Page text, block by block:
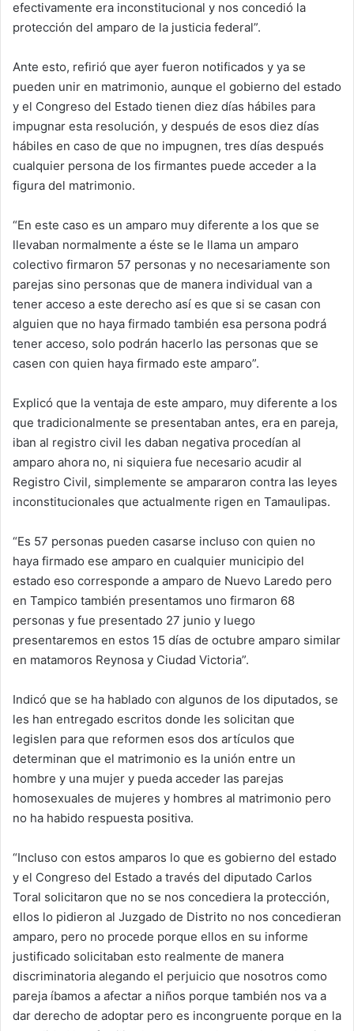
efectivamente era inconstitucional y nos concedió la
protección del amparo de la justicia federal”.
Ante esto, refirió que ayer fueron notificados y ya se
pueden unir en matrimonio, aunque el gobierno del estado
y el Congreso del Estado tienen diez días hábiles para
impugnar esta resolución, y después de esos diez días
hábiles en caso de que no impugnen, tres días después
cualquier persona de los firmantes puede acceder a la
figura del matrimonio.
“En este caso es un amparo muy diferente a los que se
llevaban normalmente a éste se le llama un amparo
colectivo firmaron 57 personas y no necesariamente son
parejas sino personas que de manera individual van a
tener acceso a este derecho así es que si se casan con
alguien que no haya firmado también esa persona podrá
tener acceso, solo podrán hacerlo las personas que se
casen con quien haya firmado este amparo”.
Explicó que la ventaja de este amparo, muy diferente a los
que tradicionalmente se presentaban antes, era en pareja,
iban al registro civil les daban negativa procedían al
amparo ahora no, ni siquiera fue necesario acudir al
Registro Civil, simplemente se ampararon contra las leyes
inconstitucionales que actualmente rigen en Tamaulipas.
“Es 57 personas pueden casarse incluso con quien no
haya firmado ese amparo en cualquier municipio del
estado eso corresponde a amparo de Nuevo Laredo pero
en Tampico también presentamos uno firmaron 68
personas y fue presentado 27 junio y luego
presentaremos en estos 15 días de octubre amparo similar
en matamoros Reynosa y Ciudad Victoria”.
Indicó que se ha hablado con algunos de los diputados, se
les han entregado escritos donde les solicitan que
legislen para que reformen esos dos artículos que
determinan que el matrimonio es la unión entre un
hombre y una mujer y pueda acceder las parejas
homosexuales de mujeres y hombres al matrimonio pero
no ha habido respuesta positiva.
“Incluso con estos amparos lo que es gobierno del estado
y el Congreso del Estado a través del diputado Carlos
Toral solicitaron que no se nos concediera la protección,
ellos lo pidieron al Juzgado de Distrito no nos concedieran
amparo, pero no procede porque ellos en su informe
justificado solicitaban esto realmente de manera
discriminatoria alegando el perjuicio que nosotros como
pareja íbamos a afectar a niños porque también nos va a
dar derecho de adoptar pero es incongruente porque en la